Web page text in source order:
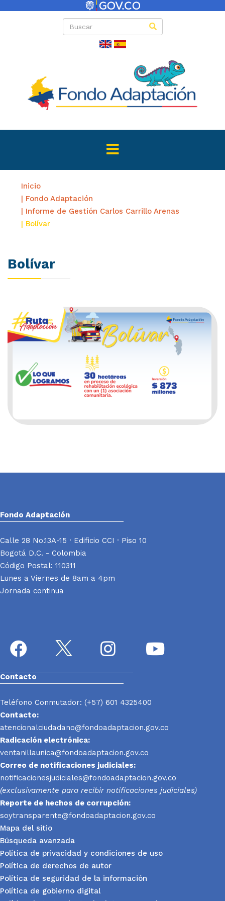
Inicio
| Fondo Adaptación
| Informe de Gestión Carlos Carrillo Arenas
| Bolívar
Bolívar
Fondo Adaptación
Calle 28 No.13A-15 · Edificio CCI · Piso 10
Bogotá D.C. - Colombia
Código Postal: 110311
Lunes a Viernes de 8am a 4pm
Jornada continua
Contacto
Teléfono Conmutador: (+57) 601 4325400
Contacto:
atencionalciudadano@fondoadaptacion.gov.co
Radicación electrónica:
ventanillaunica@fondoadaptacion.gov.co
Correo de notificaciones judiciales:
notificacionesjudiciales@fondoadaptacion.gov.co
(exclusivamente para recibir notificaciones judiciales)
Reporte de hechos de corrupción:
soytransparente@fondoadaptacion.gov.co
Mapa del sitio
Búsqueda avanzada
Política de privacidad y condiciones de uso
Política de derechos de autor
Política de seguridad de la información
Política de gobierno digital